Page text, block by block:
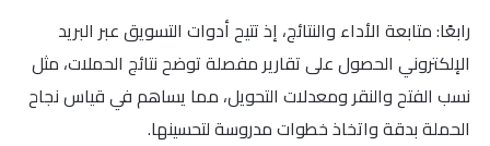
رابعًا: متابعة الأداء والنتائج، إذ تتيح أدوات التسويق عبر البريد
الإلكتروني الحصول على تقارير مفصلة توضح نتائج الحملات، مثل
نسب الفتح والنقر ومعدلات التحويل، مما يساهم في قياس نجاح
الحملة بدقة واتخاذ خطوات مدروسة لتحسينها.